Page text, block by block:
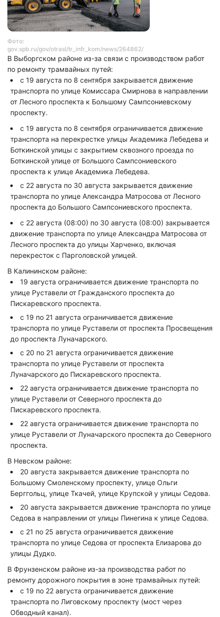
Фото:
gov.spb.ru/gov/otrasl/tr_infr_kom/news/264862/
В Выборгском районе из-за связи с производством работ
по ремонту трамвайных путей:
с 19 августа по 8 сентября закрывается движение
транспорта по улице Комиссара Смирнова в направлении
от Лесного проспекта к Большому Сампсониевскому
проспекту.
с 19 августа по 8 сентября ограничивается движение
транспорта на перекрестке улицы Академика Лебедева и
Боткинской улицы с закрытием сквозного проезда по
Боткинской улице от Большого Сампсониевского
проспекта к улице Академика Лебедева.
с 22 августа по 30 августа закрывается движение
транспорта по улице Александра Матросова от Лесного
проспекта до Большого Сампсониевского проспекта.
с 22 августа (08:00) по 30 августа (08:00) закрывается
движение транспорта по улице Александра Матросова от
Лесного проспекта до улицы Харченко, включая
перекресток с Парголовской улицей.
В Калининском районе:
19 августа ограничивается движение транспорта по
улице Руставели от Гражданского проспекта до
Пискаревского проспекта.
с 19 по 21 августа ограничивается движение
транспорта по улице Руставели от проспекта Просвещения
до проспекта Луначарского.
с 20 по 21 августа ограничивается движение
транспорта по улице Руставели от проспекта
Луначарского до Пискаревского проспекта.
22 августа ограничивается движение транспорта по
улице Руставели от Северного проспекта до
Пискаревского проспекта.
22 августа ограничивается движение транспорта по
улице Руставели от Луначарского проспекта до Северного
проспекта.
В Невском районе:
20 августа закрывается движение транспорта по
Большому Смоленскому проспекту, улице Ольги
Берггольц, улице Ткачей, улице Крупской у улицы Седова.
20 августа закрывается движение транспорта по улице
Седова в направлении от улицы Пинегина к улице Седова.
с 21 по 25 августа ограничивается движение
транспорта по улице Седова от проспекта Елизарова до
улицы Дудко.
В Фрунзенском районе из-за производства работ по
ремонту дорожного покрытия в зоне трамвайных путей:
с 19 по 22 августа ограничивается движение
транспорта по Лиговскому проспекту (мост через
Обводный канал).